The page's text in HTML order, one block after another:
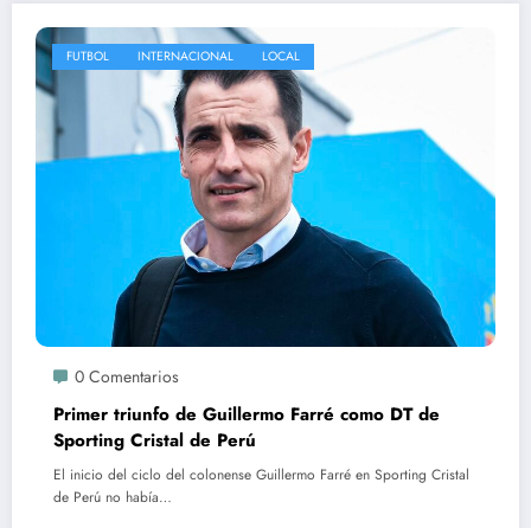
FUTBOL INTERNACIONAL LOCAL
0 Comentarios
Primer triunfo de Guillermo Farré como DT de
Sporting Cristal de Perú
El inicio del ciclo del colonense Guillermo Farré en Sporting Cristal
de Perú no había…